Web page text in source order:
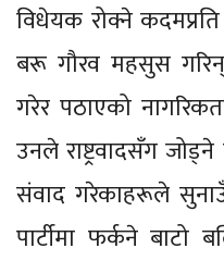
विधेयक रोक्ने
बरू गौरव महसुस
गरेर पठाएको
उनले राष्ट्रवादसँग
संवाद गरेकाहरूले
पार्टीमा फर्कने बाटो